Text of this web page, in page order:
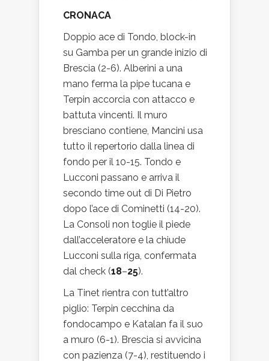
CRONACA
Doppio ace di Tondo, block-in
su Gamba per un grande inizio di
Brescia (2-6). Alberini a una
mano ferma la pipe tucana e
Terpin accorcia con attacco e
battuta vincenti. Il muro
bresciano contiene, Mancini usa
tutto il repertorio dalla linea di
fondo per il 10-15. Tondo e
Lucconi passano e arriva il
secondo time out di Di Pietro
dopo l’ace di Cominetti (14-20).
La Consoli non toglie il piede
dall’acceleratore e la chiude
Lucconi sulla riga, confermata
dal check (18–25).
La Tinet rientra con tutt’altro
piglio: Terpin cecchina da
fondocampo e Katalan fa il suo
a muro (6-1). Brescia si avvicina
con pazienza (7-4), restituendo i